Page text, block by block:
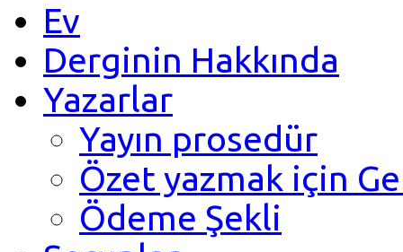
Ev
Derginin Hakkında
Yazarlar
Yayın prosedür
Özet yazmak için
Ödeme Şekli